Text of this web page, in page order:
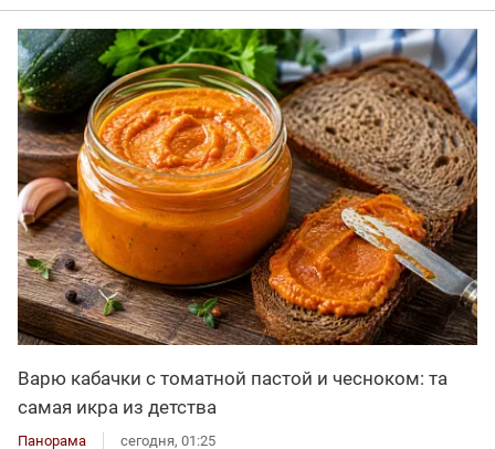
Варю кабачки с томатной пастой и чесноком: та
самая икра из детства
Панорама сегодня, 01:25